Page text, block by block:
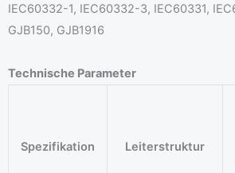
IEC60332-1, IEC60332-3, IEC60331,
GJB150, GJB1916
Technische Parameter
Spezifikation Leiterstruktur